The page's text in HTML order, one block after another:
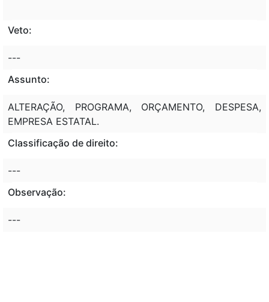
Veto:
---
Assunto:
ALTERAÇÃO, PROGRAMA, ORÇAMENTO, DESPESA,
EMPRESA ESTATAL.
Classificação de direito:
---
Observação:
---